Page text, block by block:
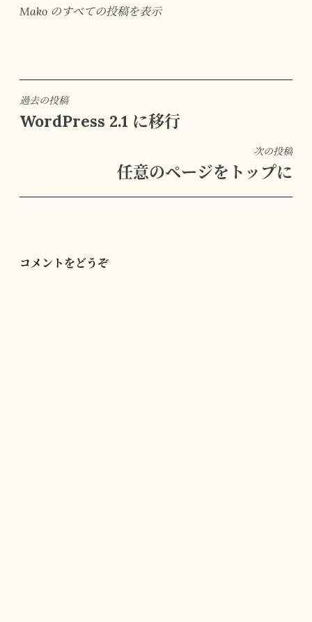
Mako のすべての投稿を表示
投
稿
ン
過去の投稿
WordPress 2.1 に移行
次の投稿
任意のページをトップに
コメントをどうぞ